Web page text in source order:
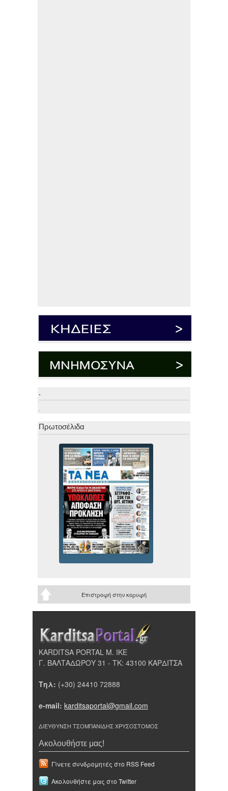
.
.
Πρωτοσέλιδα
Επιστροφή στην κορυφή
KARDITSA PORTAL Μ. ΙΚΕ
Γ. ΒΑΛΤΑΔΩΡΟΥ 31 - ΤΚ: 43100 ΚΑΡΔΙΤΣΑ
Τηλ: (+30) 24410 72888
e-mail: karditsaportal@gmail.com
ΔΙΕΥΘΥΝΣΗ ΤΣΟΜΠΑΝΙΔΗΣ ΧΡΥΣΟΣΤΟΜΟΣ
Ακολουθήστε μας!
Γίνετε συνδρομητές στο RSS Feed
Ακολουθήστε μας στο Twitter